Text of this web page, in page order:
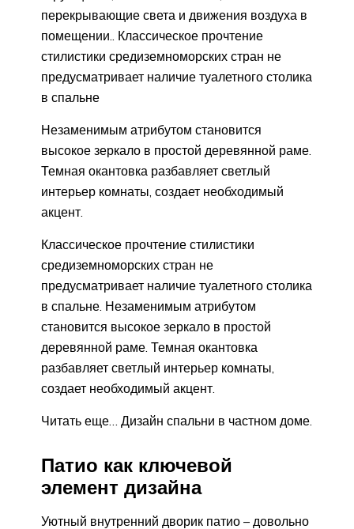
перекрывающие света и движения воздуха в
помещении.. Классическое прочтение
стилистики средиземноморских стран не
предусматривает наличие туалетного столика
в спальне
Незаменимым атрибутом становится
высокое зеркало в простой деревянной раме.
Темная окантовка разбавляет светлый
интерьер комнаты, создает необходимый
акцент.
Классическое прочтение стилистики
средиземноморских стран не
предусматривает наличие туалетного столика
в спальне. Незаменимым атрибутом
становится высокое зеркало в простой
деревянной раме. Темная окантовка
разбавляет светлый интерьер комнаты,
создает необходимый акцент.
Читать еще… Дизайн спальни в частном доме.
Патио как ключевой
элемент дизайна
Уютный внутренний дворик патио – довольно